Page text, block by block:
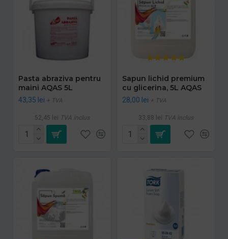
Pasta abraziva pentru
maini AQAS 5L
43,35 lei + TVA
52,45 lei TVA inclus
Sapun lichid premium
cu glicerina, 5L AQAS
28,00 lei + TVA
33,88 lei TVA inclus